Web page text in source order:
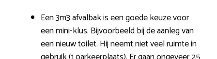
Een 3m3 afvalbak is een goede keuze voor
een mini-klus. Bijvoorbeeld bij de aanleg van
een nieuw toilet. Hij neemt niet veel ruimte in